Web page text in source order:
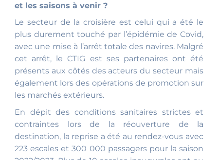
et les saisons à venir ?
Le secteur de la croisière est celui qui a été le
plus durement touché par l’épidémie de Covid,
avec une mise à l’arrêt totale des navires. Malgré
cet arrêt, le CTIG est ses partenaires ont été
présents aux côtés des acteurs du secteur mais
également lors des opérations de promotion sur
les marchés extérieurs.
En dépit des conditions sanitaires strictes et
contraintes lors de la réouverture de la
destination, la reprise a été au rendez-vous avec
223 escales et 300 000 passagers pour la saison